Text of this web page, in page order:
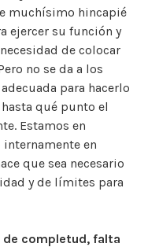
muchísimo hincapié
ejercer su función y
de colocar
no se da a los
para hacerlo
qué punto el
Estamos en
en
que sea necesario
y de límites para
de completud, falta